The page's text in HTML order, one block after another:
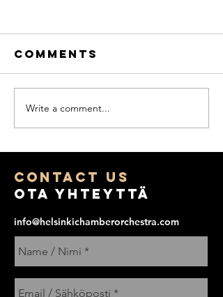
Sibelius:
Rakastava -
Helsinki
Chamber
Orchestra ·
James S.
Kahane
Comments
Write a comment...
COntact us
Ota yhteyttä
info@helsinkichamberorchestra.com